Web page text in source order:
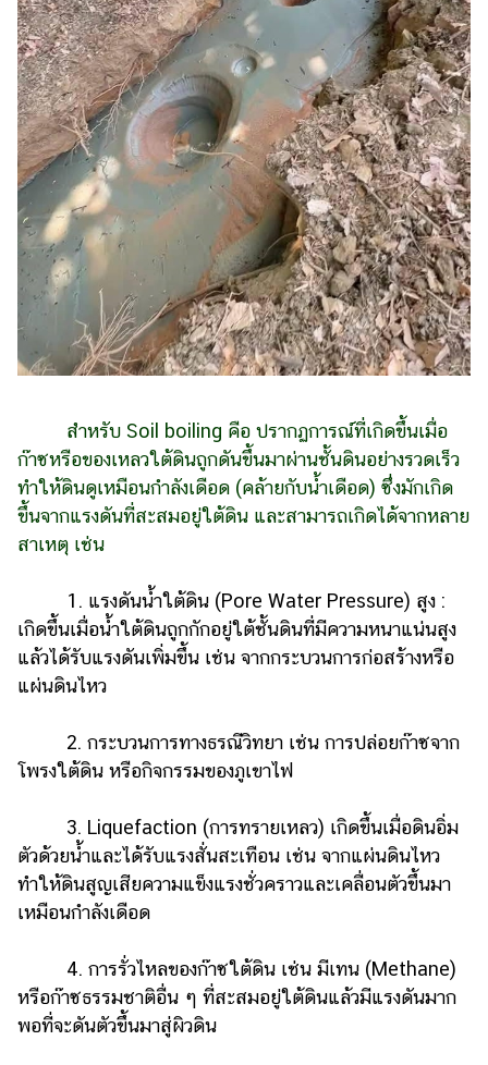
สำหรับ Soil boiling คือ ปรากฏการณ์ที่เกิดขึ้นเมื่อ
ก๊าซหรือของเหลวใต้ดินถูกดันขึ้นมาผ่านชั้นดินอย่างรวดเร็ว
ทำให้ดินดูเหมือนกำลังเดือด (คล้ายกับน้ำเดือด) ซึ่งมักเกิด
ขึ้นจากแรงดันที่สะสมอยู่ใต้ดิน และสามารถเกิดได้จากหลาย
สาเหตุ เช่น
1. แรงดันน้ำใต้ดิน (Pore Water Pressure) สูง :
เกิดขึ้นเมื่อน้ำใต้ดินถูกกักอยู่ใต้ชั้นดินที่มีความหนาแน่นสูง
แล้วได้รับแรงดันเพิ่มขึ้น เช่น จากกระบวนการก่อสร้างหรือ
แผ่นดินไหว
2. กระบวนการทางธรณีวิทยา เช่น การปล่อยก๊าซจาก
โพรงใต้ดิน หรือกิจกรรมของภูเขาไฟ
3. Liquefaction (การทรายเหลว) เกิดขึ้นเมื่อดินอิ่ม
ตัวด้วยน้ำและได้รับแรงสั่นสะเทือน เช่น จากแผ่นดินไหว
ทำให้ดินสูญเสียความแข็งแรงชั่วคราวและเคลื่อนตัวขึ้นมา
เหมือนกำลังเดือด
4. การรั่วไหลของก๊าซใต้ดิน เช่น มีเทน (Methane)
หรือก๊าซธรรมชาติอื่น ๆ ที่สะสมอยู่ใต้ดินแล้วมีแรงดันมาก
พอที่จะดันตัวขึ้นมาสู่ผิวดิน